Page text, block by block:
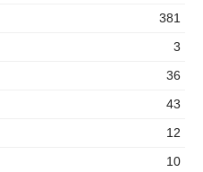
381
3
36
43
12
10